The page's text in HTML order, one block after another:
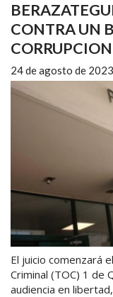
CONTRA UN
24 de agosto de 2023
El juicio comenzará
Criminal (TOC) 1 de
audiencia en